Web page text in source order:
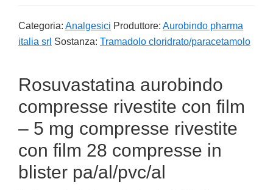
Categoria: Analgesici Produttore: Aurobindo pharma
italia srl Sostanza: Tramadolo cloridrato/paracetamolo
Rosuvastatina aurobindo
compresse rivestite con film
– 5 mg compresse rivestite
con film 28 compresse in
blister pa/al/pvc/al